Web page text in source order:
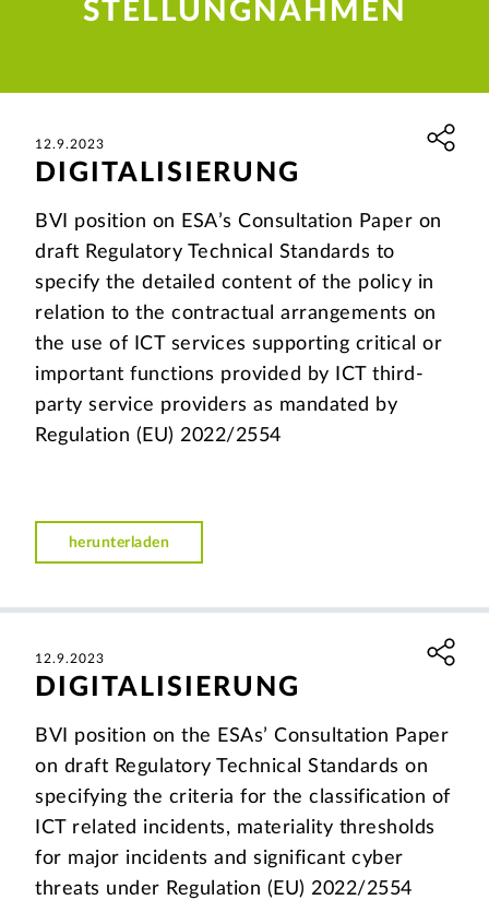
STELLUNGNAHMEN
12.9.2023
DIGITALISIERUNG
BVI position on ESA’s Consultation Paper on
draft Regulatory Technical Standards to
specify the detailed content of the policy in
relation to the contractual arrangements on
the use of ICT services supporting critical or
important functions provided by ICT third-
party service providers as mandated by
Regulation (EU) 2022/2554
herunterladen
12.9.2023
DIGITALISIERUNG
BVI position on the ESAs’ Consultation Paper
on draft Regulatory Technical Standards on
specifying the criteria for the classification of
ICT related incidents, materiality thresholds
for major incidents and significant cyber
threats under Regulation (EU) 2022/2554